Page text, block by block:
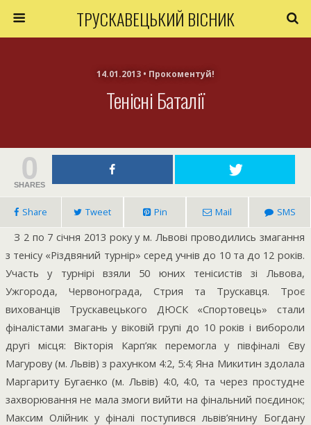
ТРУСКАВЕЦЬКИЙ ВІСНИК
14.01.2013 • Прокоментуй!
Тенісні Баталії
0
SHARES
Share Tweet Pin Mail SMS
З 2 по 7 січня 2013 року у м. Львові проводились змагання
з тенісу «Різдвяний турнір» серед учнів до 10 та до 12 років.
Участь у турнірі взяли 50 юних тенісистів зі Львова,
Ужгорода, Червонограда, Стрия та Трускавця. Троє
вихованців Трускавецького ДЮСК «Спортовець» стали
фіналістами змагань у віковій групі до 10 років і вибороли
другі місця: Вікторія Карп’як перемогла у півфіналі Єву
Магурову (м. Львів) з рахунком 4:2, 5:4; Яна Микитин здолала
Маргариту Бугаєнко (м. Львів) 4:0, 4:0, та через простудне
захворювання не мала змоги вийти на фінальний поєдинок;
Максим Олійник у фіналі поступився львів’янину Богдану